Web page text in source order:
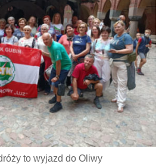
to wyjazd do Oliwy